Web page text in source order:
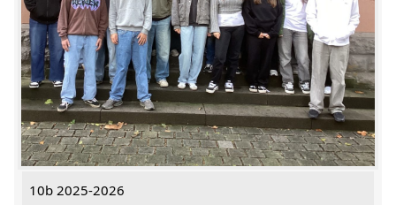
10b 2025-2026